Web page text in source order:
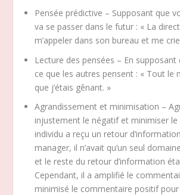
Pensée prédictive – Supposant que
va se passer dans le futur : « La
m’appeler dans son bureau et me
Lecture des pensées – En supposant
ce que les autres pensent : « Tout le
que j’étais gênant. »
Agrandissement et minimisation –
injustement le négatif et minimiser le
individu a reçu un retour
manager, il n’avait qu’un seul
et le reste du retour d’information
Cependant, il a amplifié le
minimisé le commentaire positif pour